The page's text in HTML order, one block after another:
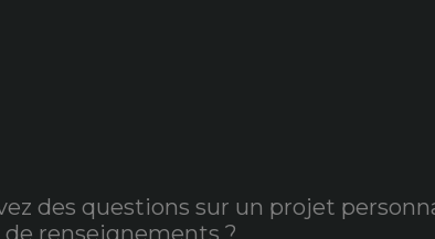
des questions sur un projet
de renseignements ?